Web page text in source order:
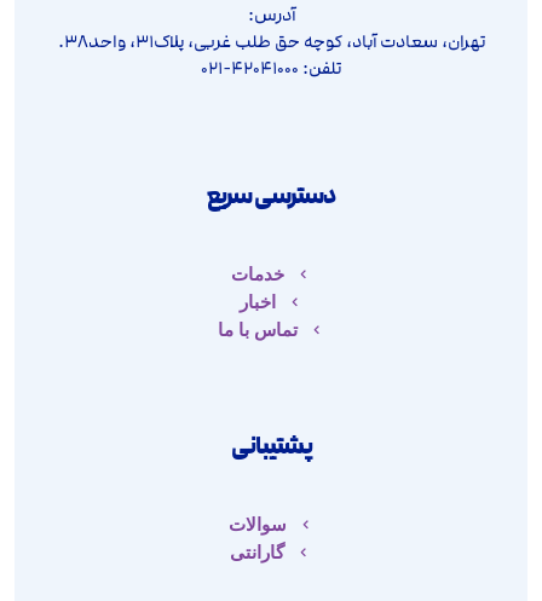
آدرس:
تهران، سعادت آباد، کوچه حق طلب غربی، پلاک۳۱، واحد۳۸.
تلفن: ۴۲۰۴۱۰۰۰-۰۲۱
دسترسی سریع
خدمات
اخبار
تماس با ما
پشتیبانی
سوالات
گارانتی